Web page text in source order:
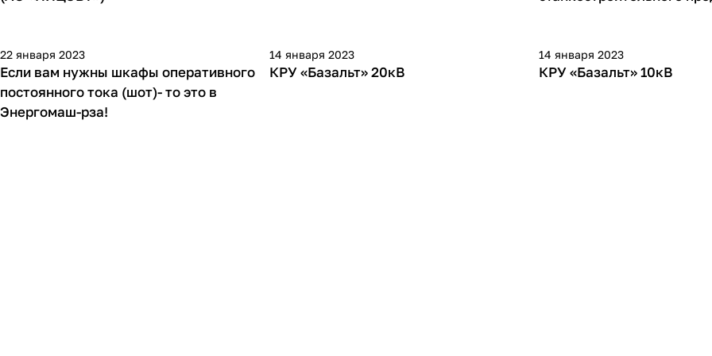
22 января 2023
Если вам нужны шкафы оперативного
постоянного тока (шот)- то это в
Энергомаш-рза!
14 января 2023
КРУ «Базальт» 20кВ
14 января 2023
КРУ «Базальт» 10кВ